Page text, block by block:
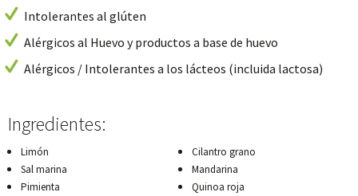
Intolerantes al glúten
Alérgicos al Huevo y productos a base de huevo
Alérgicos / Intolerantes a los lácteos (incluida lactosa)
Ingredientes:
Limón
Sal marina
Pimienta
Cilantro grano
Mandarina
Quinoa roja